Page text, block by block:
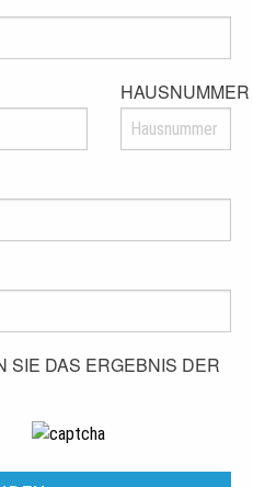
HAUSNUMMER
SIE DAS ERGEBNIS DER